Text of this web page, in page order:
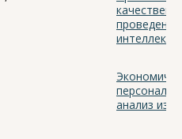
интеллекта
анализ